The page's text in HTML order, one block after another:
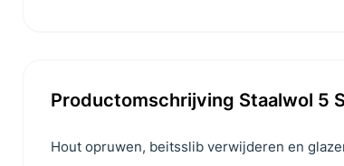
Productomschrijving Staalwol 5
Hout opruwen, beitsslib verwijderen en